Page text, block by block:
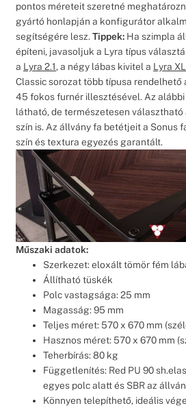
pontos méreteit szeretné
gyártó honlapján a konfigurátor
segítségére lesz. Tippek:Ha szimpla
építeni, javasoljuk a Lyra típus
a Lyra 2.1, a négy lábas kivitel a Lyra
Classic sorozat több típusa rendelhető
45 fokos furnér illesztésével. Az
látható, de természetesen
szín is. Az állvány fa betétjeit a Sonus
szín és textura egyezés garantált.
Műszaki adatok:
Szerkezet: eloxált tömör fém
Állítható tüskék
Polc vastagsága: 25 mm
Magasság: 95 mm
Teljes méret: 570 x 670 mm
Hasznos méret: 570 x 670 mm
Teherbírás: 80 kg
Függetlenítés: Red PU 90
egyes polc alatt és SBR az
Könnyen telepíthető, ideális